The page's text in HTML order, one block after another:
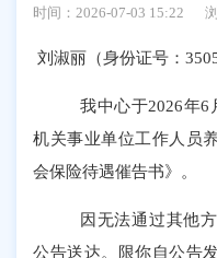
时间：2026-07-03 15:22
刘淑丽（身份证号：
我中心于2026年6
机关事业单位工作人员
会保险待遇催告书》。
因无法通过其他
公告送达。限你自公告